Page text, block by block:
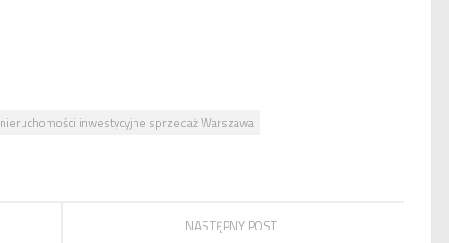
nieruchomości inwestycyjne sprzedaż Warszawa
NASTĘPNY POST